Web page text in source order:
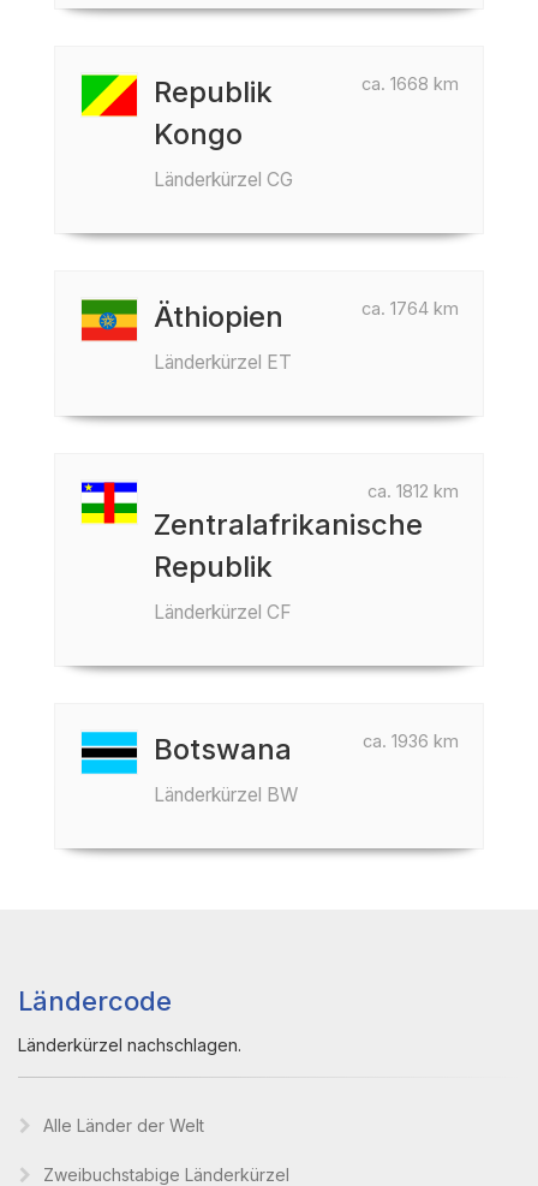
ca. 1668 km
Republik
Kongo
Länderkürzel CG
ca. 1764 km
Äthiopien
Länderkürzel ET
ca. 1812 km
Zentralafrikanische
Republik
Länderkürzel CF
ca. 1936 km
Botswana
Länderkürzel BW
Ländercode
Länderkürzel nachschlagen.
Alle Länder der Welt
Zweibuchstabige Länderkürzel